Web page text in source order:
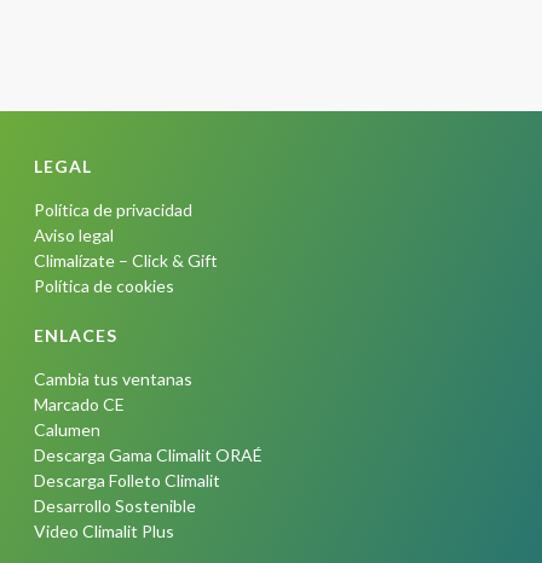
LEGAL
Política de privacidad
Aviso legal
Climalízate – Click & Gift
Política de cookies
ENLACES
Cambia tus ventanas
Marcado CE
Calumen
Descarga Gama Climalit ORAÉ
Descarga Folleto Climalit
Desarrollo Sostenible
Video Climalit Plus